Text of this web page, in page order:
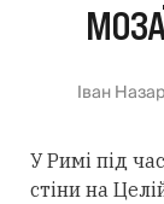
Іван
У Римі під
стіни на